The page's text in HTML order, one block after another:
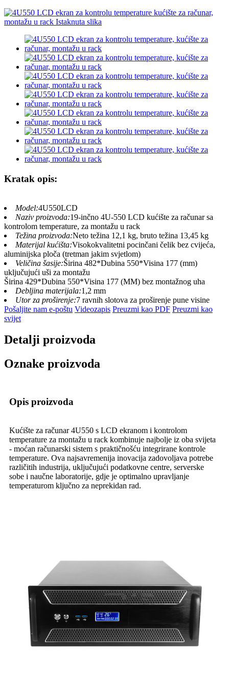
Kratak opis:
Model:4U550LCD
Naziv proizvoda:19-inčno 4U-550 LCD kućište za računar sa
kontrolom temperature, za montažu u rack
Težina proizvoda:Neto težina 12,1 kg, bruto težina 13,45 kg
Materijal kućišta:Visokokvalitetni pocinčani čelik bez cvijeća,
aluminijska ploča (tretman jakim svjetlom)
Veličina šasije:Širina 482*Dubina 550*Visina 177 (mm)
uključujući uši za montažu
Širina 429*Dubina 550*Visina 177 (MM) bez montažnog uha
Debljina materijala:1,2 mm
Utor za proširenje:7 ravnih slotova za proširenje pune visine
Pošaljite nam e-poštu Videozapis Preuzmi kao PDF Preuzmi kao
svijet
Detalji proizvoda
Oznake proizvoda
Opis proizvoda
Kućište za računar 4U550 s LCD ekranom i kontrolom
temperature za montažu u rack kombinuje najbolje iz oba svijeta
- moćan računarski sistem s praktičnošću integrirane kontrole
temperature. Ova najsavremenija inovacija zadovoljava potrebe
različitih industrija, uključujući podatkovne centre, serverske
sobe i naučne laboratorije, gdje je optimalno upravljanje
temperaturom ključno za neprekidan rad.